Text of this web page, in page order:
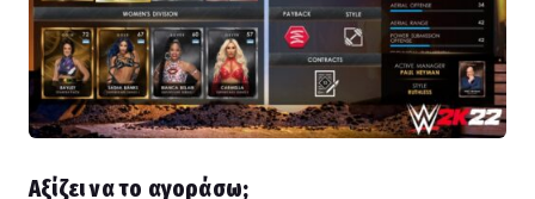
Αξίζει να το αγοράσω;